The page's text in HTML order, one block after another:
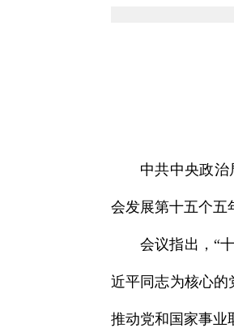
中共中央政治
会发展第十五个五
会议指出，“
近平同志为核心的
推动党和国家事业